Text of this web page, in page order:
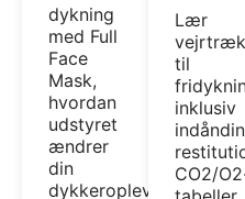
dykning
med Full
Face
Mask,
hvordan
udstyret
ændrer
din
dykkeroplevelse,
Lær
til
inklusiv
CO2/